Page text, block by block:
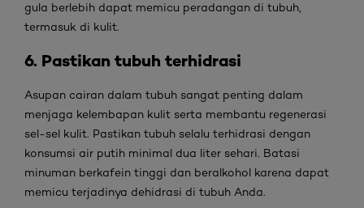
gula berlebih dapat memicu peradangan di tubuh,
termasuk di kulit.
6. Pastikan tubuh terhidrasi
Asupan cairan dalam tubuh sangat penting dalam
menjaga kelembapan kulit serta membantu regenerasi
sel-sel kulit. Pastikan tubuh selalu terhidrasi dengan
konsumsi air putih minimal dua liter sehari. Batasi
minuman berkafein tinggi dan beralkohol karena dapat
memicu terjadinya dehidrasi di tubuh Anda.